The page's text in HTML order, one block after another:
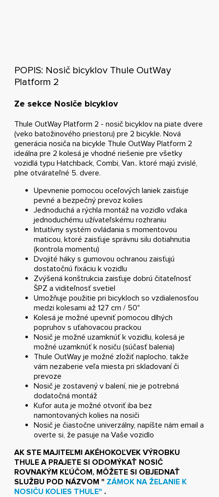
POPIS: Nosič bicyklov Thule OutWay
Platform 2
Ze sekce Nosiče bicyklov
Thule OutWay Platform 2 - nosič bicyklov na piate dvere
(veko batožinového priestoru) pre 2 bicykle. Nová
generácia nosiča na bicykle Thule OutWay Platform 2
ideálna pre 2 kolesá je vhodné riešenie pre všetky
vozidlá typu Hatchback, Combi, Van.. ktoré majú zvislé,
plne otvárateľné 5. dvere.
Upevnenie pomocou oceľových laniek zaisťuje
pevné a bezpečný prevoz kolies
Jednoduchá a rýchla montáž na vozidlo vďaka
jednoduchému užívateľskému rozhraniu
Intuitívny systém ovládania s momentovou
maticou, ktoré zaisťuje správnu silu dotiahnutia
(kontrola momentu)
Dvojité háky s gumovou ochranou zaisťujú
dostatočnú fixáciu k vozidlu
Zvýšená konštrukcia zaisťuje dobrú čitateľnosť
ŠPZ a viditeľnosť svetiel
Umožňuje použitie pri bicykloch so vzdialenosťou
medzi kolesami až 127 cm / 50"
Kolesá je možné upevniť pomocou dlhých
popruhov s uťahovacou prackou
Nosič je možné uzamknúť k vozidlu, kolesá je
možné uzamknúť k nosiču (súčasť balenia)
Thule OutWay je možné zložiť naplocho, takže
vám nezaberie veľa miesta pri skladovaní či
prevoze
Nosič je zostavený v balení, nie je potrebná
dodatočná montáž
Kufor auta je možné otvoriť iba bez
namontovaných kolies na nosiči
Nosič je čiastočne univerzálny, napíšte nám email a
overte si, že pasuje na Vaše vozidlo
AK STE MAJITEĽMI AKÉHOKOĽVEK VÝROBKU
THULE A PRAJETE SI ODOMÝKAŤ NOSIČ
ROVNAKÝM KĽÚČOM, MÔŽETE SI OBJEDNAŤ
SLUŽBU POD NÁZVOM " ZÁMOK NA ŽELANIE K
NOSIČU KOLIES THULE" .